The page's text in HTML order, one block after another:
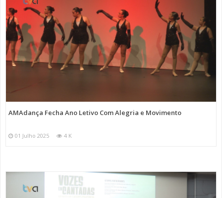
AMAdança Fecha Ano Letivo Com Alegria e Movimento
01 Julho 2025 4 K